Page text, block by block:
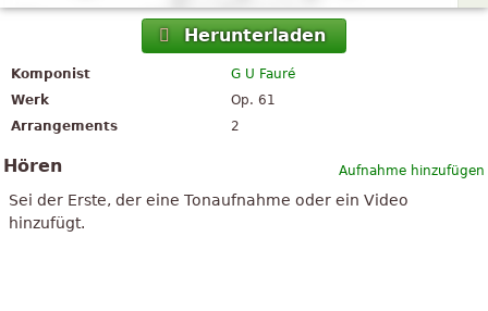
Herunterladen
Komponist
G U Fauré
Werk
Op. 61
Arrangements
2
Aufnahme hinzufügen
Hören
Sei der Erste, der eine Tonaufnahme oder ein Video
hinzufügt.